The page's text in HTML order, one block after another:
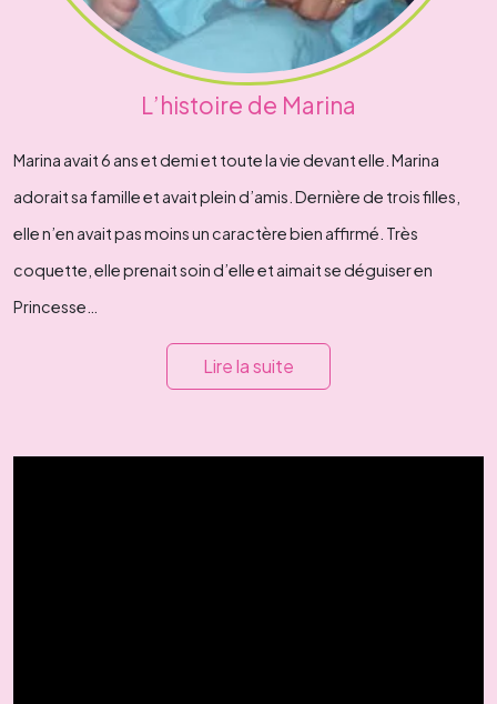
L’histoire de Marina
Marina avait 6 ans et demi et toute la vie devant elle. Marina
adorait sa famille et avait plein d’amis. Dernière de trois filles,
elle n’en avait pas moins un caractère bien affirmé. Très
coquette, elle prenait soin d’elle et aimait se déguiser en
Princesse…
Lire la suite